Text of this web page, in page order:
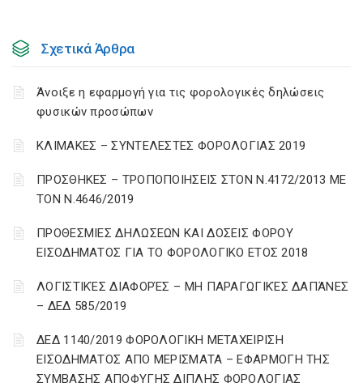
Σχετικά Άρθρα
Άνοιξε η εφαρμογή για τις φορολογικές δηλώσεις
φυσικών προσώπων
ΚΛΙΜΑΚΕΣ – ΣΥΝΤΕΛΕΣΤΕΣ ΦΟΡΟΛΟΓΙΑΣ 2019
ΠΡΟΣΘΗΚΕΣ – ΤΡΟΠΟΠΟΙΗΣΕΙΣ ΣΤΟΝ Ν.4172/2013 ΜΕ
ΤΟΝ Ν.4646/2019
ΠΡΟΘΕΣΜΙΕΣ ΔΗΛΩΣΕΩΝ ΚΑΙ ΔΟΣΕΙΣ ΦΟΡΟΥ
ΕΙΣΟΔΗΜΑΤΟΣ ΓΙΑ ΤΟ ΦΟΡΟΛΟΓΙΚΟ ΕΤΟΣ 2018
ΛΟΓΙΣΤΙΚΈΣ ΔΙΑΦΟΡΈΣ – ΜΗ ΠΑΡΑΓΩΓΙΚΈΣ ΔΑΠΆΝΕΣ
– ΔΕΔ 585/2019
ΔΕΔ 1140/2019 ΦΟΡΟΛΟΓΙΚΗ ΜΕΤΑΧΕΙΡΙΣΗ
ΕΙΣΟΔΗΜΑΤΟΣ ΑΠΟ ΜΕΡΙΣΜΑΤΑ – ΕΦΑΡΜΟΓΗ ΤΗΣ
ΣΥΜΒΑΣΗΣ ΑΠΟΦΥΓΗΣ ΔΙΠΛΗΣ ΦΟΡΟΛΟΓΙΑΣ